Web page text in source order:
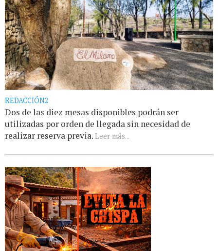
REDACCIÓN2
Dos de las diez mesas disponibles podrán ser
utilizadas por orden de llegada sin necesidad de
realizar reserva previa. Leer más...